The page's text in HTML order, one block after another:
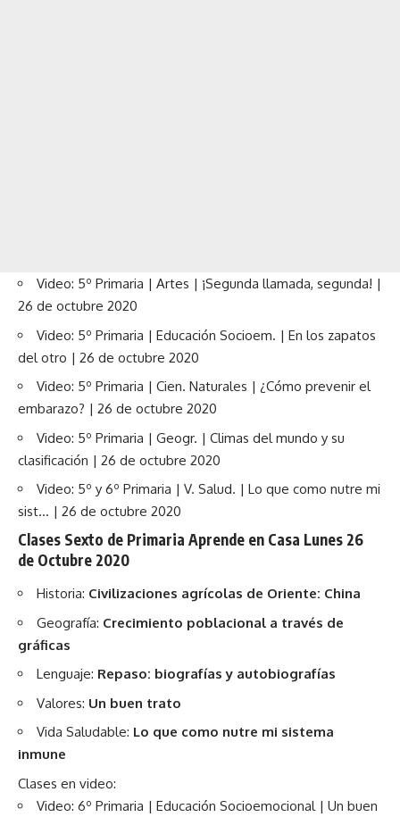
Video: 5º Primaria | Artes | ¡Segunda llamada, segunda! |
26 de octubre 2020
Video: 5º Primaria | Educación Socioem. | En los zapatos
del otro | 26 de octubre 2020
Video: 5º Primaria | Cien. Naturales | ¿Cómo prevenir el
embarazo? | 26 de octubre 2020
Video: 5º Primaria | Geogr. | Climas del mundo y su
clasificación | 26 de octubre 2020
Video: 5º y 6º Primaria | V. Salud. | Lo que como nutre mi
sist… | 26 de octubre 2020
Clases Sexto de Primaria Aprende en Casa Lunes 26
de Octubre 2020
Historia: Civilizaciones agrícolas de Oriente: China
Geografía: Crecimiento poblacional a través de
gráficas
Lenguaje: Repaso: biografías y autobiografías
Valores: Un buen trato
Vida Saludable: Lo que como nutre mi sistema
inmune
Clases en video:
Video: 6º Primaria | Educación Socioemocional | Un buen